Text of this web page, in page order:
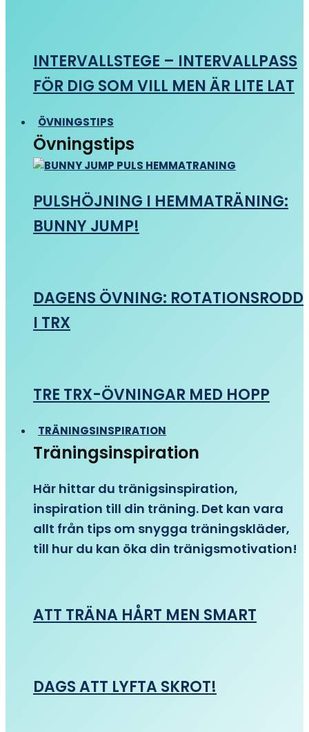
INTERVALLSTEGE – INTERVALLPASS
FÖR DIG SOM VILL MEN ÄR LITE LAT
ÖVNINGSTIPS
Övningstips
PULSHÖJNING I HEMMATRÄNING:
BUNNY JUMP!
DAGENS ÖVNING: ROTATIONSRODD
I TRX
TRE TRX-ÖVNINGAR MED HOPP
TRÄNINGSINSPIRATION
Träningsinspiration
Här hittar du tränigsinspiration,
inspiration till din träning. Det kan vara
allt från tips om snygga träningskläder,
till hur du kan öka din tränigsmotivation!
ATT TRÄNA HÅRT MEN SMART
DAGS ATT LYFTA SKROT!